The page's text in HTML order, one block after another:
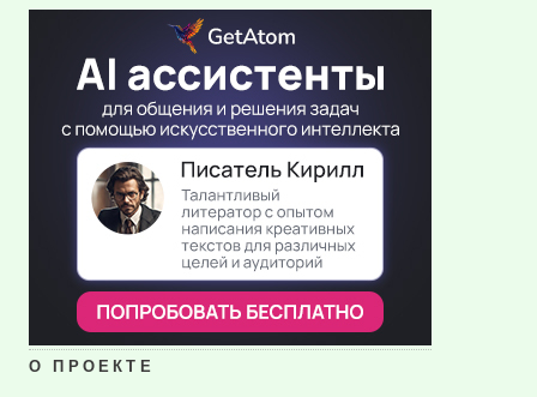
О ПРОЕКТЕ